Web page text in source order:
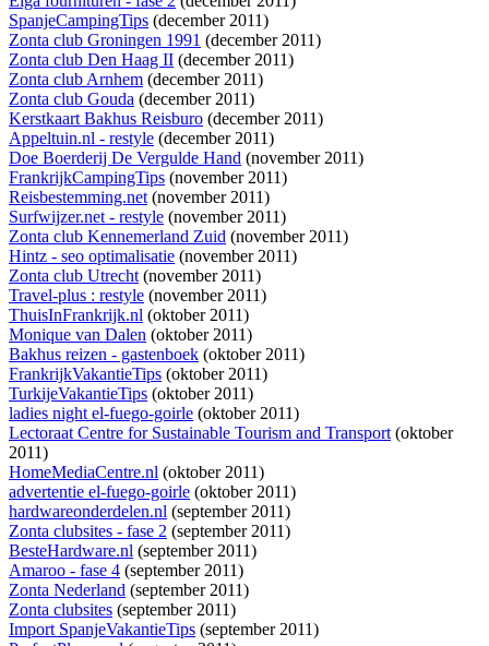
SpanjeCampingTips (december 2011)
Zonta club Groningen 1991 (december 2011)
Zonta club Den Haag II (december 2011)
Zonta club Arnhem (december 2011)
Zonta club Gouda (december 2011)
Kerstkaart Bakhus Reisburo (december 2011)
Appeltuin.nl - restyle (december 2011)
Doe Boerderij De Vergulde Hand (november 2011)
FrankrijkCampingTips (november 2011)
Reisbestemming.net(november 2011)
Surfwijzer.net - restyle (november 2011)
Zonta club Kennemerland Zuid (november 2011)
Hintz - seo optimalisatie (november 2011)
Zonta club Utrecht(november 2011)
Travel-plus : restyle (november 2011)
ThuisInFrankrijk.nl (oktober 2011)
Monique van Dalen (oktober 2011)
Bakhus reizen - gastenboek (oktober 2011)
FrankrijkVakantieTips (oktober 2011)
TurkijeVakantieTips (oktober 2011)
ladies night el-fuego-goirle (oktober 2011)
Lectoraat Centre for Sustainable Tourism and Transport(oktober
2011)
HomeMediaCentre.nl (oktober 2011)
advertentie el-fuego-goirle (oktober 2011)
hardwareonderdelen.nl (september 2011)
Zonta clubsites - fase 2 (september 2011)
BesteHardware.nl (september 2011)
Amaroo - fase 4 (september 2011)
Zonta Nederland (september 2011)
Zonta clubsites (september 2011)
Import SpanjeVakantieTips (september 2011)